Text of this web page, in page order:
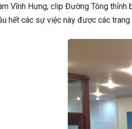
Vĩnh Hưng, clip Đường Tông thỉnh
hết các sự việc này được các